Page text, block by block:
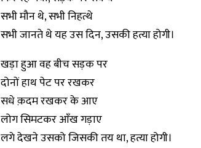
सभी मौन थे, सभी निहत्थे
सभी जानते थे यह उस दिन, उसकी हत्या होगी।
खड़ा हुआ वह बीच सड़क पर
दोनों हाथ पेट पर रखकर
सधे क़दम रखकर के आए
लोग सिमटकर आँख गड़ाए
लगे देखने उसको जिसकी तय था, हत्या होगी।